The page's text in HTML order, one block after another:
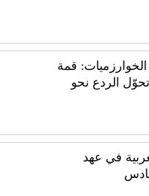
قمة
الردع نحو
في عهد